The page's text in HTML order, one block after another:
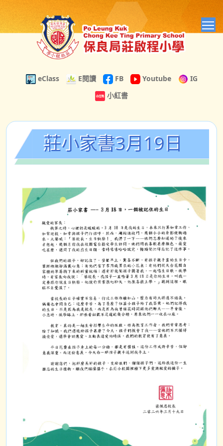
eClass E閱讀 FB Youtube
IG
小紅書
莊小家書3月19日